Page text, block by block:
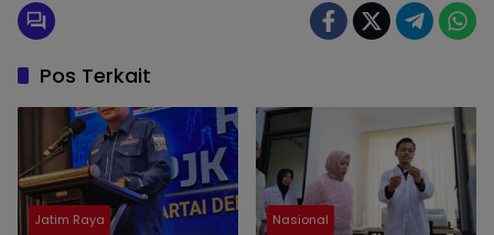
Pos Terkait
Jatim Raya Nasional